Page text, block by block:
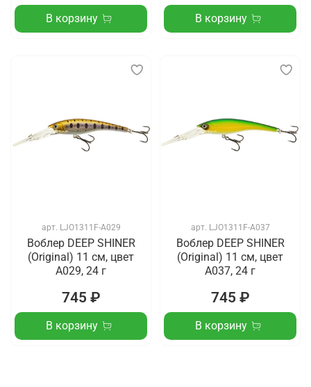
В корзину В корзину
арт. LJO1311F-A029
Воблер DEEP SHINER
(Original) 11 см, цвет
A029, 24 г
745 ₽
В корзину
арт. LJO1311F-A037
Воблер DEEP SHINER
(Original) 11 см, цвет
A037, 24 г
745 ₽
В корзину